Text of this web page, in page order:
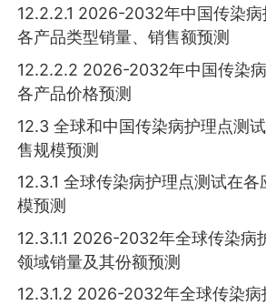
12.2.2.1 2026-2032年中国传染
各产品类型销量、销售额预测
12.2.2.2 2026-2032年中国传染
各产品价格预测
12.3 全球和中国传染病护理点测
售规模预测
12.3.1 全球传染病护理点测试在
模预测
12.3.1.1 2026-2032年全球传染病
领域销量及其份额预测
12.3.1.2 2026-2032年全球传染病